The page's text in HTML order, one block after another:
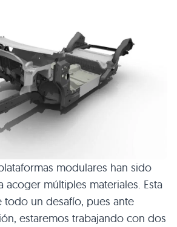
modulares han sido
acoger múltiples materiales. Esta
todo un desafío, pues ante
estaremos trabajando con dos